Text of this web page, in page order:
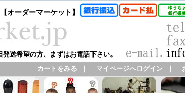
ーダーマーケット】
送希望の方、まずはお電話下さい。
カートをみる
マイページへログイン